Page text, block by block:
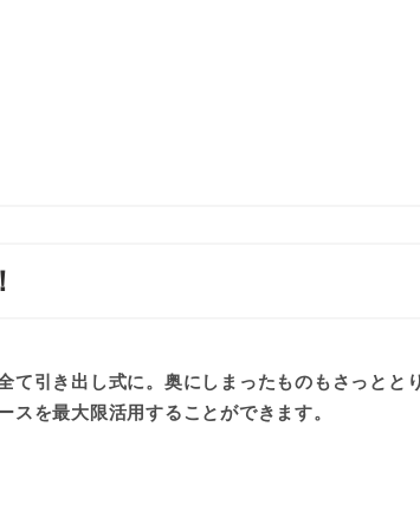
て引き出し式に。奥にしまったものもさっとと
スを最大限活用することができます。